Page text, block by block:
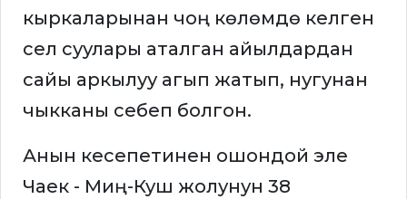
кыркаларынан чоң көлөмдө келген
сел суулары аталган айылдардан
сайы аркылуу агып жатып, нугунан
чыкканы себеп болгон.
Анын кесепетинен ошондой эле
Чаек - Миң-Куш жолунун 38